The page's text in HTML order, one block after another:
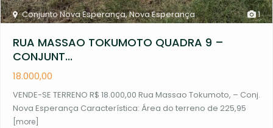
1
Conjunto Nova Esperança,Nova Esperança
RUA MASSAO TOKUMOTO QUADRA 9 –
CONJUNT...
18.000,00
VENDE-SE TERRENO R$ 18.000,00 Rua Massao Tokumoto, – Conj.
Nova Esperança Característica: Área do terreno de 225,95
[more]